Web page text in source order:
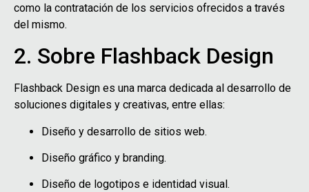
como la contratación de los servicios ofrecidos a través
del mismo.
2. Sobre Flashback Design
Flashback Design es una marca dedicada al desarrollo de
soluciones digitales y creativas, entre ellas:
Diseño y desarrollo de sitios web.
Diseño gráfico y branding.
Diseño de logotipos e identidad visual.